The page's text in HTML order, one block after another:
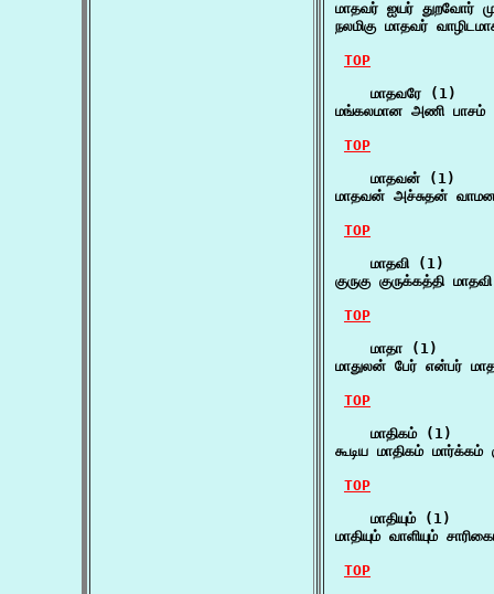
மாதவர் ஐயர் துறவோர்
நலமிகு மாதவர்
TOP
    மாதவரே (1)
மங்கலமான அணி
TOP
    மாதவன் (1)
மாதவன் அச்சுதன்
TOP
    மாதவி (1)
குருகு குருக்கத்தி
TOP
    மாதா (1)
மாதுலன் பேர் என்பர்
TOP
    மாதிகம் (1)
கூடிய மாதிகம்
TOP
    மாதியும் (1)
மாதியும் வாளியும்
TOP